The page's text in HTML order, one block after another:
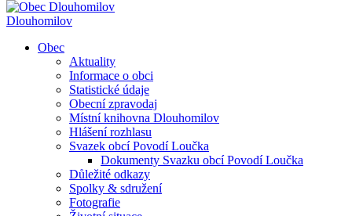
Dlouhomilov
Obec
Aktuality
Informace o obci
Statistické údaje
Obecní zpravodaj
Místní knihovna Dlouhomilov
Hlášení rozhlasu
Svazek obcí Povodí Loučka
Dokumenty Svazku obcí Povodí Loučka
Důležité odkazy
Spolky & sdružení
Fotografie